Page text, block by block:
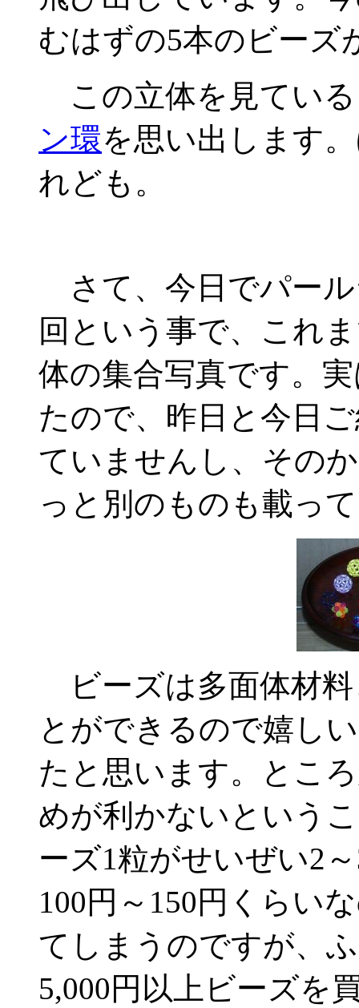
むはずの5本のビーズ
この立体を見てい
ン環を思い出します
れども。
さて、今日でパー
回という事で、これ
体の集合写真です。
たので、昨日と今日
ていませんし、その
っと別のものも載っ
ビーズは多面体材
とができるので嬉し
たと思います。とこ
めが利かないという
ーズ1粒がせいぜい2
100円～150円くらい
てしまうのですが、
5,000円以上ビーズを